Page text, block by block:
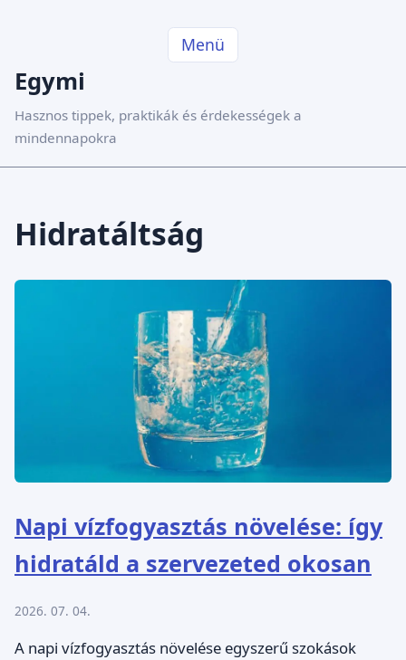
Menü
Egymi
Hasznos tippek, praktikák és érdekességek a
mindennapokra
Hidratáltság
Napi vízfogyasztás növelése: így
hidratáld a szervezeted okosan
2026. 07. 04.
A napi vízfogyasztás növelése egyszerű szokások